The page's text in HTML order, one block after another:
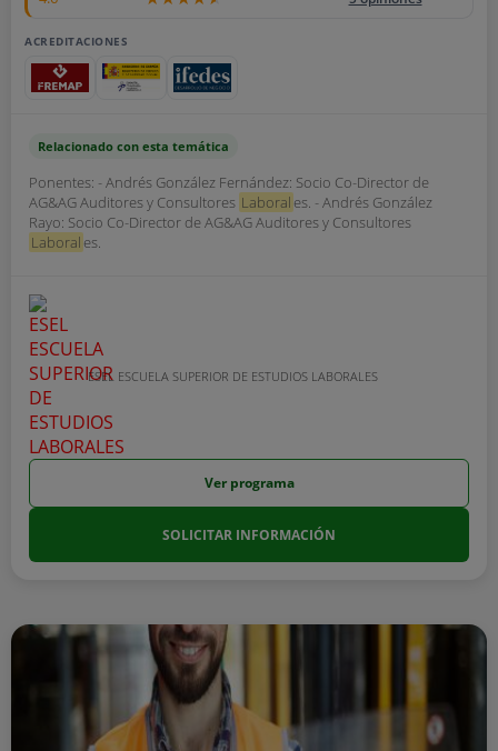
ACREDITACIONES
Relacionado con esta temática
Ponentes: - Andrés González Fernández: Socio Co-Director de
AG&AG Auditores y Consultores Laboral es. - Andrés González
Rayo: Socio Co-Director de AG&AG Auditores y Consultores
Laboral es.
ESEL ESCUELA SUPERIOR DE ESTUDIOS LABORALES
Ver programa
SOLICITAR INFORMACIÓN